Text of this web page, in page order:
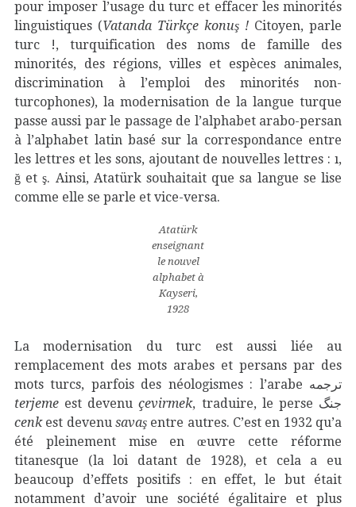
pour imposer l’usage du turc et effacer les minorités
linguistiques (Vatanda Türkçe konuş ! Citoyen, parle
turc !, turquification des noms de famille des
minorités, des régions, villes et espèces animales,
discrimination à l’emploi des minorités non-
turcophones), la modernisation de la langue turque
passe aussi par le passage de l’alphabet arabo-persan
à l’alphabet latin basé sur la correspondance entre
les lettres et les sons, ajoutant de nouvelles lettres : ı,
ğ et ş. Ainsi, Atatürk souhaitait que sa langue se lise
comme elle se parle et vice-versa.
Atatürk
enseignant
le nouvel
alphabet à
Kayseri,
1928
La modernisation du turc est aussi liée au
remplacement des mots arabes et persans par des
mots turcs, parfois des néologismes : l’arabe ترجمه
terjeme est devenuçevirmek
, traduire, le perse جنگ
cenkest devenu savaş entre autres. C’est en 1932 qu’a
été pleinement mise en œuvre cette réforme
titanesque (la loi datant de 1928), et cela a eu
beaucoup d’effets positifs : en effet, le but était
notamment d’avoir une société égalitaire et plus